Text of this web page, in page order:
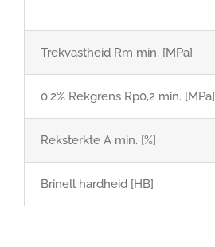
Trekvastheid Rm min. [MPa]
0.2% Rekgrens Rp0,2 min. [MPa]
Reksterkte A min. [%]
Brinell hardheid [HB]